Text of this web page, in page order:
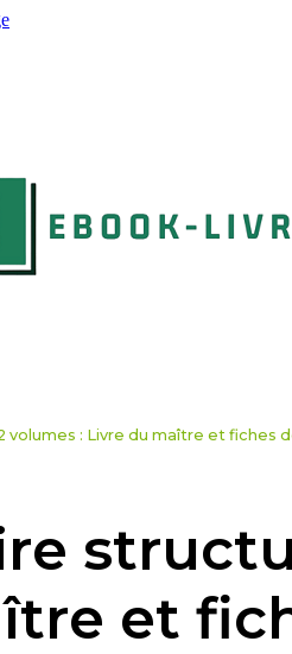
volumes : Livre du maître et fiches
et